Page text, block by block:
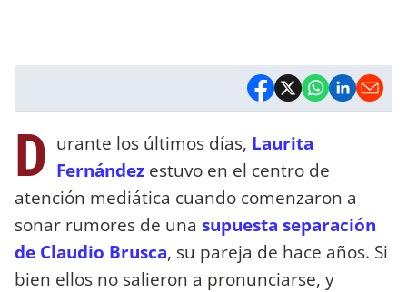
D urante los últimos días, Laurita
Fernández estuvo en el centro de
atención mediática cuando comenzaron a
sonar rumores de una supuesta separación
de Claudio Brusca, su pareja de hace años. Si
bien ellos no salieron a pronunciarse, y